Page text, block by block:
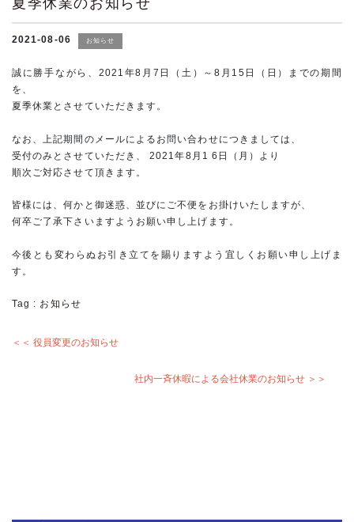
夏季休業のお知らせ
2021-08-06 お知らせ
誠に勝手ながら、2021年8月7日（土）～8月15日（日）までの期間
を、
夏季休業とさせていただきます。
なお、上記期間のメールによるお問い合わせにつきましては、
受付のみとさせていただき、 2021年8月1 6日（月）より
順次ご対応させて頂きます。
皆様には、何かと御迷惑、並びにご不便をお掛けいたしますが、
何卒ご了承下さいますようお願い申し上げます。
今後とも変わらぬお引き立てを賜りますよう宜しくお願い申し上げま
す。
Tag : お知らせ
＜＜ 役員変更のお知らせ
社内一斉休暇による会社休業のお知らせ ＞＞